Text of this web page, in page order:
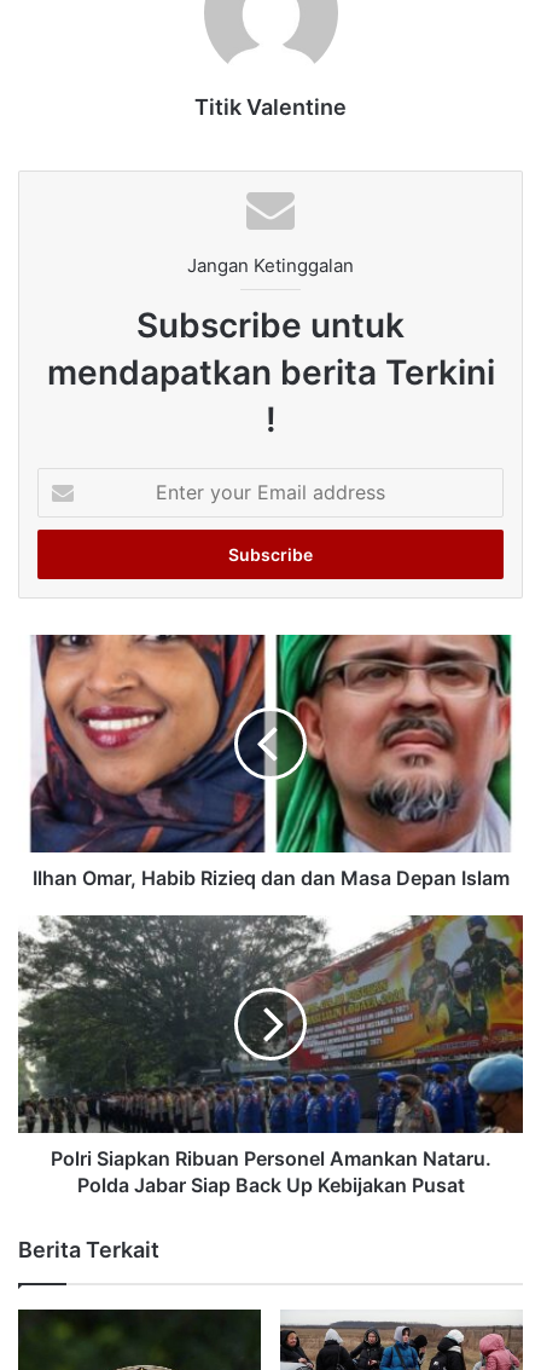
Titik Valentine
Jangan Ketinggalan
Subscribe untuk
mendapatkan berita Terkini
!
your
Email
Ilhan Omar, Habib Rizieq dan dan Masa Depan Islam
Polri Siapkan Ribuan Personel Amankan Nataru.
Polda Jabar Siap Back Up Kebijakan Pusat
Berita Terkait